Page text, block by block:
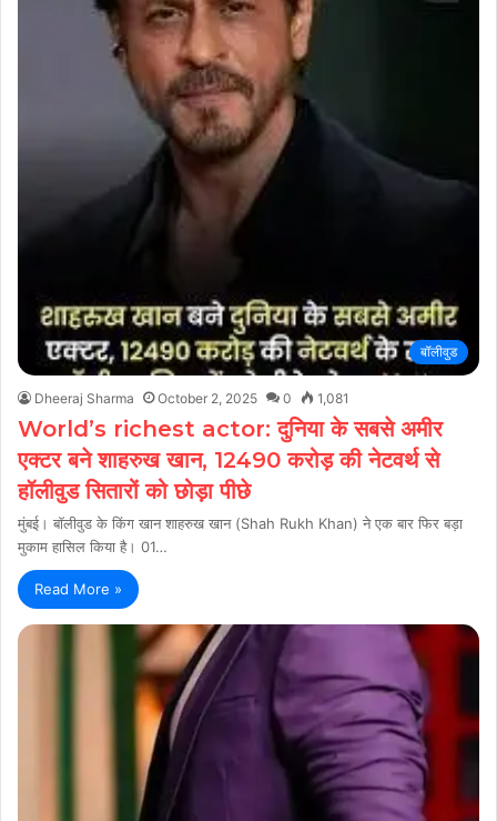
बॉलीवुड
Dheeraj Sharma October 2, 2025 0 1,081
World’s richest actor: दुनिया के सबसे अमीर
एक्टर बने शाहरुख खान, 12490 करोड़ की नेटवर्थ से
हॉलीवुड सितारों को छोड़ा पीछे
मुंबई। बॉलीवुड के किंग खान शाहरुख खान (Shah Rukh Khan) ने एक बार फिर बड़ा
मुकाम हासिल किया है। 01…
Read More »